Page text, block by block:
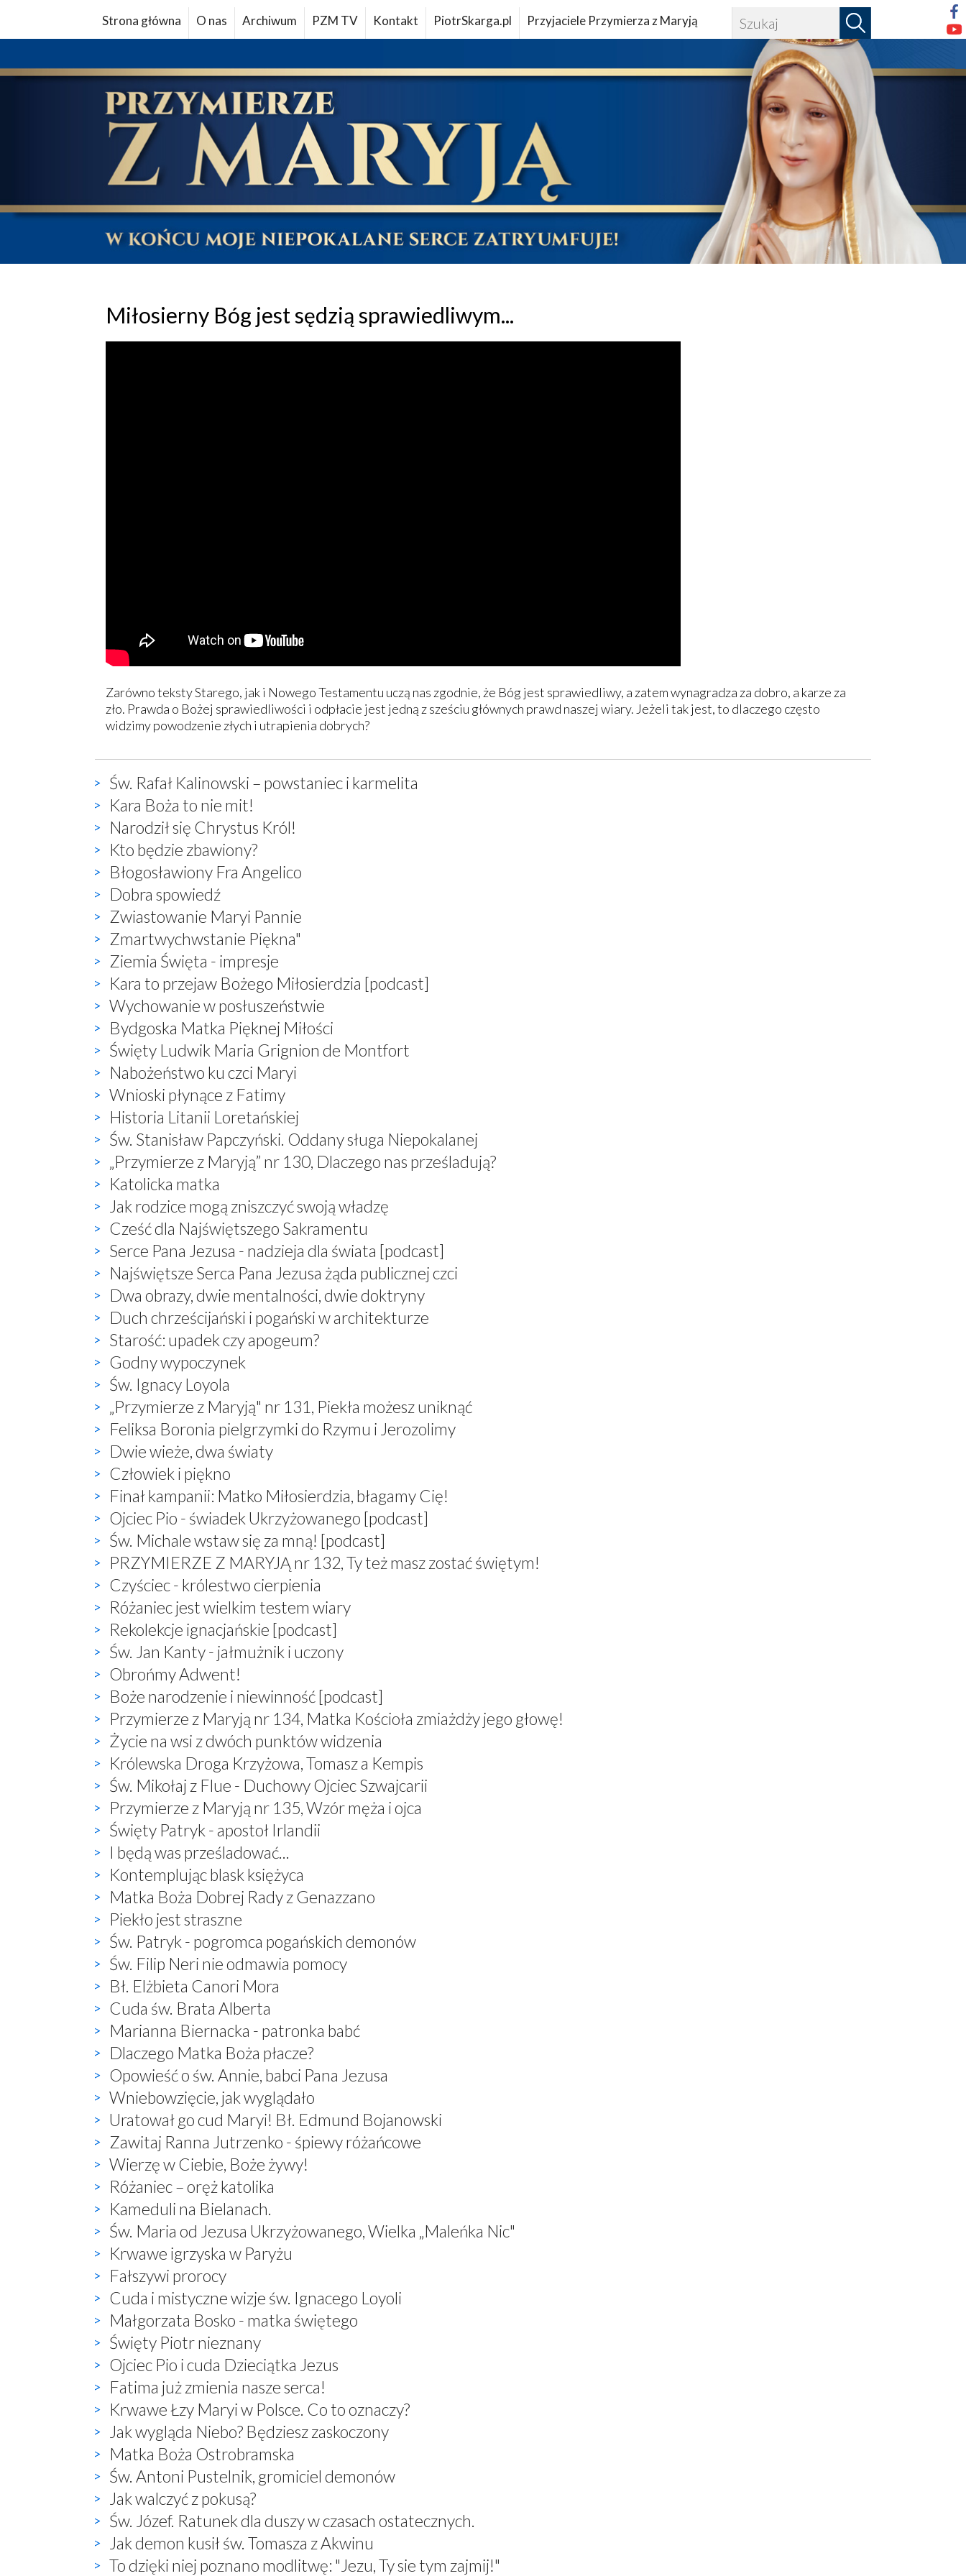
Strona główna O nas Archiwum PZM TV Kontakt PiotrSkarga.pl Przyjaciele Przymierza z Maryją
Miłosierny Bóg jest sędzią sprawiedliwym...
Zarówno teksty Starego, jak i Nowego Testamentu uczą nas zgodnie, że Bóg jest sprawiedliwy, a zatem wynagradza za dobro, a karze za
zło. Prawda o Bożej sprawiedliwości i odpłacie jest jedną z sześciu głównych prawd naszej wiary. Jeżeli tak jest, to dlaczego często
widzimy powodzenie złych i utrapienia dobrych?
Św. Rafał Kalinowski – powstaniec i karmelita
Kara Boża to nie mit!
Narodził się Chrystus Król!
Kto będzie zbawiony?
Błogosławiony Fra Angelico
Dobra spowiedź
Zwiastowanie Maryi Pannie
Zmartwychwstanie Piękna"
Ziemia Święta - impresje
Kara to przejaw Bożego Miłosierdzia [podcast]
Wychowanie w posłuszeństwie
Bydgoska Matka Pięknej Miłości
Święty Ludwik Maria Grignion de Montfort
Nabożeństwo ku czci Maryi
Wnioski płynące z Fatimy
Historia Litanii Loretańskiej
Św. Stanisław Papczyński. Oddany sługa Niepokalanej
„Przymierze z Maryją” nr 130, Dlaczego nas prześladują?
Katolicka matka
Jak rodzice mogą zniszczyć swoją władzę
Cześć dla Najświętszego Sakramentu
Serce Pana Jezusa - nadzieja dla świata [podcast]
Najświętsze Serca Pana Jezusa żąda publicznej czci
Dwa obrazy, dwie mentalności, dwie doktryny
Duch chrześcijański i pogański w architekturze
Starość: upadek czy apogeum?
Godny wypoczynek
Św. Ignacy Loyola
„Przymierze z Maryją" nr 131, Piekła możesz uniknąć
Feliksa Boronia pielgrzymki do Rzymu i Jerozolimy
Dwie wieże, dwa światy
Człowiek i piękno
Finał kampanii: Matko Miłosierdzia, błagamy Cię!
Ojciec Pio - świadek Ukrzyżowanego [podcast]
Św. Michale wstaw się za mną! [podcast]
PRZYMIERZE Z MARYJĄ nr 132, Ty też masz zostać świętym!
Czyściec - królestwo cierpienia
Różaniec jest wielkim testem wiary
Rekolekcje ignacjańskie [podcast]
Św. Jan Kanty - jałmużnik i uczony
Obrońmy Adwent!
Boże narodzenie i niewinność [podcast]
Przymierze z Maryją nr 134, Matka Kościoła zmiażdży jego głowę!
Życie na wsi z dwóch punktów widzenia
Królewska Droga Krzyżowa, Tomasz a Kempis
Św. Mikołaj z Flue - Duchowy Ojciec Szwajcarii
Przymierze z Maryją nr 135, Wzór męża i ojca
Święty Patryk - apostoł Irlandii
I będą was prześladować...
Kontemplując blask księżyca
Matka Boża Dobrej Rady z Genazzano
Piekło jest straszne
Św. Patryk - pogromca pogańskich demonów
Św. Filip Neri nie odmawia pomocy
Bł. Elżbieta Canori Mora
Cuda św. Brata Alberta
Marianna Biernacka - patronka babć
Dlaczego Matka Boża płacze?
Opowieść o św. Annie, babci Pana Jezusa
Wniebowzięcie, jak wyglądało
Uratował go cud Maryi! Bł. Edmund Bojanowski
Zawitaj Ranna Jutrzenko - śpiewy różańcowe
Wierzę w Ciebie, Boże żywy!
Różaniec – oręż katolika
Kameduli na Bielanach.
Św. Maria od Jezusa Ukrzyżowanego, Wielka „Maleńka Nic"
Krwawe igrzyska w Paryżu
Fałszywi prorocy
Cuda i mistyczne wizje św. Ignacego Loyoli
Małgorzata Bosko - matka świętego
Święty Piotr nieznany
Ojciec Pio i cuda Dzieciątka Jezus
Fatima już zmienia nasze serca!
Krwawe Łzy Maryi w Polsce. Co to oznaczy?
Jak wygląda Niebo? Będziesz zaskoczony
Matka Boża Ostrobramska
Św. Antoni Pustelnik, gromiciel demonów
Jak walczyć z pokusą?
Św. Józef. Ratunek dla duszy w czasach ostatecznych.
Jak demon kusił św. Tomasza z Akwinu
To dzięki niej poznano modlitwę: "Jezu, Ty sie tym zajmij!"